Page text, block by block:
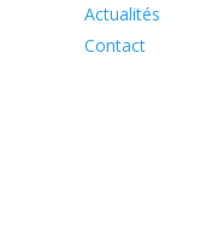
Actualités
Contact